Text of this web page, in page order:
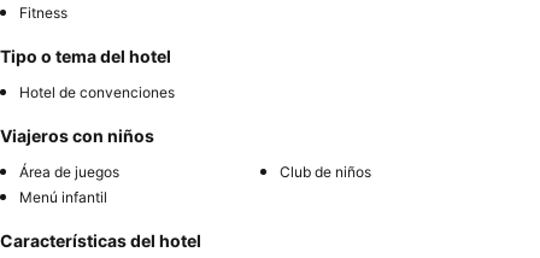
Fitness
Tipo o tema del hotel
Hotel de convenciones
Viajeros con niños
Área de juegos
Club de niños
Menú infantil
Características del hotel